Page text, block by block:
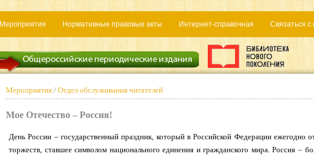
Мероприятия Нормативные правовые акты Интернет-справочная Связаться с
Мероприятия / Отдел обслуживания читателей
Мое Отечество – Россия!
День России – государственный праздник, который в Российской Федерации
торжеств, ставшее символом национального единения и гражданского мира. Россия –